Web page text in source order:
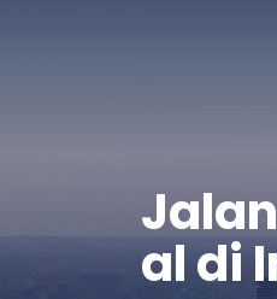
al di